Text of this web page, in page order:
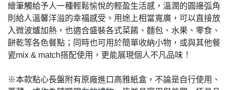
繪筆觸給予人一種輕鬆愉悅的輕盈生活感，溫潤的圓邊弧角
則給人溫馨洋溢的幸福感受。用途上相當寬廣，可以直接放
入微波爐加熱，也適合盛裝各式菜餚、麵包、水果、零食、
餅乾等各色餐點；同時也可用於簡單收納小物，或與其他餐
瓷mix & match搭配使用，更能展現個人不凡品味！
※本款點心長盤附有原廠進口高雅紙盒，不論是自行使用、